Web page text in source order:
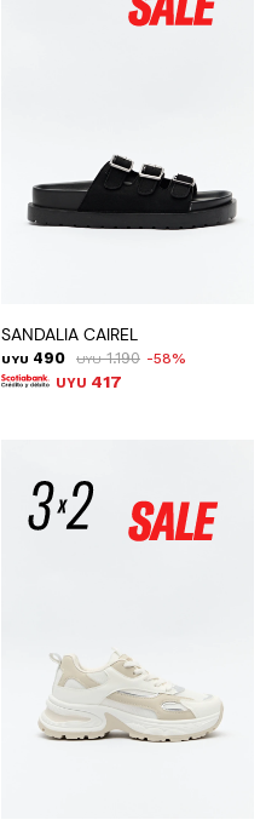
SANDALIA CAIREL
UYU 490 UYU 1.190 58
UYU 417